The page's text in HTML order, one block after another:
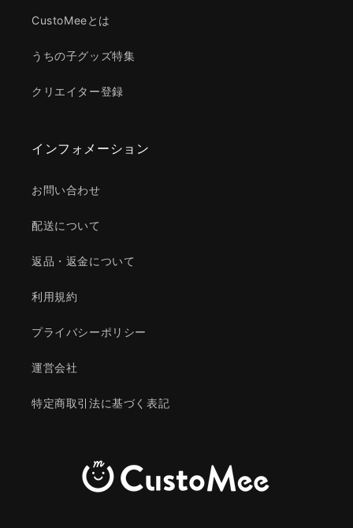
CustoMeeとは
うちの子グッズ特集
クリエイター登録
インフォメーション
お問い合わせ
配送について
返品・返金について
利用規約
プライバシーポリシー
運営会社
特定商取引法に基づく表記